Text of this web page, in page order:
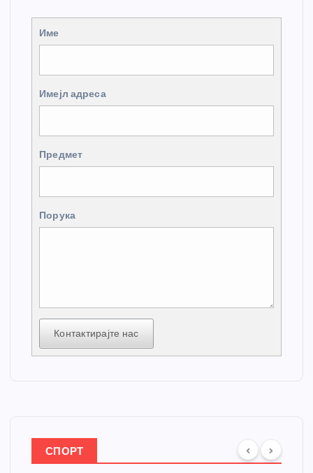
Име
Имејл адреса
Предмет
Порука
Контактирајте нас
СПОРТ